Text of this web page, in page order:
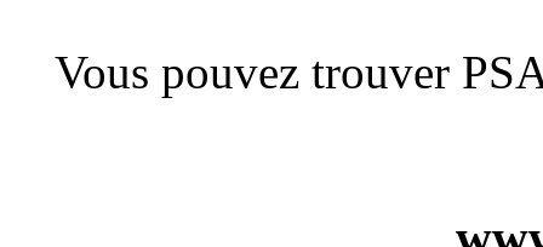
Vous pouvez trouver